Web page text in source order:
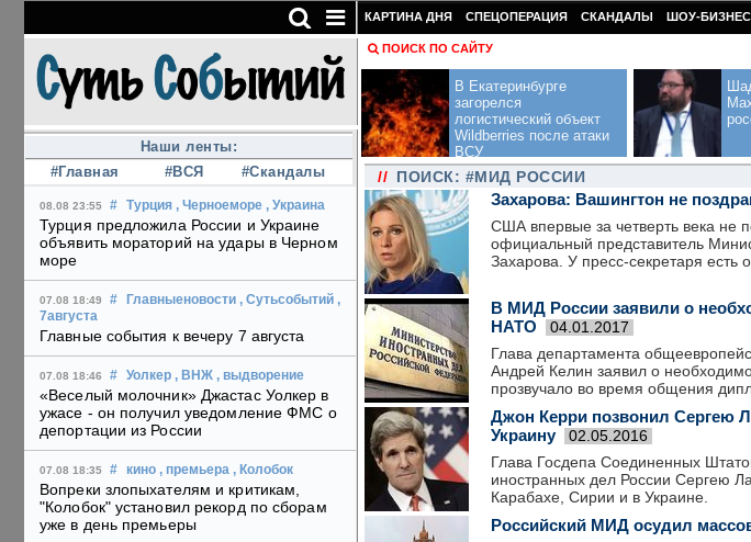
Наши ленты:
#Главная
#ВСЯ #Скандалы
08.08 23:55 # Турция , Черноеморе , Украина
Турция предложила России и Украине
объявить мораторий на удары в Черном
море
07.08 18:49 # Главныеновости , Сутьсобытий ,
7августа
Главные события к вечеру 7 августа
07.08 18:46 # Уолкер , ВНЖ , выдворение
«Веселый молочник» Джастас Уолкер в
ужасе - он получил уведомление ФМС о
депортации из России
07.08 18:35 # кино , премьера , Колобок
Вопреки злопыхателям и критикам,
"Колобок" установил рекорд по сборам
уже в день премьеры
КАРТИНА ДНЯ СПЕЦОПЕРАЦИЯ СКАНДАЛЫ ШОУ-БИЗНЕС
ПОИСК ПО САЙТУ
В Екатеринбурге
загорелся
логистический объект
Wildberries после атаки
ВСУ
// ПОИСК: #МИД РОССИИ
Захарова: Вашингтон не
США впервые за четверть века не
официальный представитель
Захарова. У пресс-секретаря есть
В МИД России заявили о
НАТО‍
04.01.2017
Глава департамента
Андрей Келин заявил о
прозвучало во время общения
Джон Керри позвонил Сергею
Украину
02.05.2016
Глава Госдепа Соединенных
иностранных дел России Сергею
Карабахе, Сирии и в Украине.
Российский МИД осудил